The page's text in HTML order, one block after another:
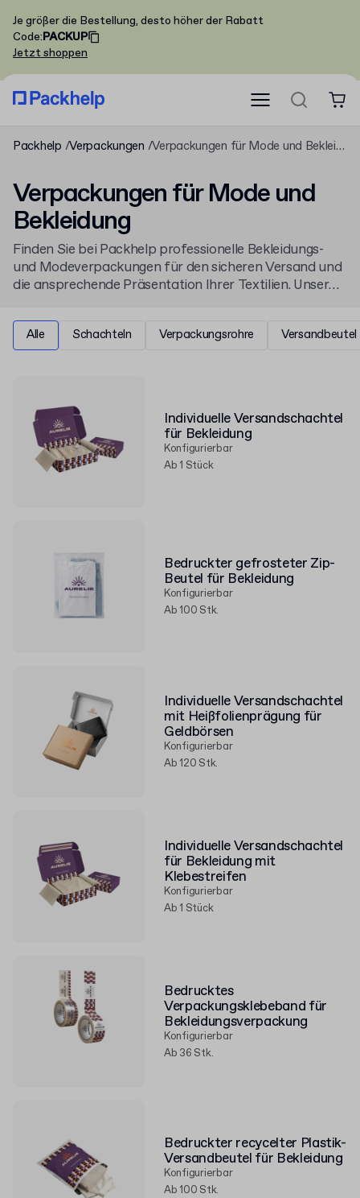
Je größer die Bestellung, desto höher der Rabatt
Code:PACKUP
Jetzt shoppen
Packhelp Verpackungen Verpackungen für Mode und Bekleidung
Verpackungen für Mode und
Bekleidung
Finden Sie bei Packhelp professionelle Bekleidungs-
und Modeverpackungen für den sicheren Versand und
die ansprechende Präsentation Ihrer Textilien. Unser
Kleidungsstück, von robusten Kartons bis hin zu
speziellenVerpackungen für T-Shirts.
Alle Schachteln Verpackungsrohre Versandbeutel
Individuelle Versandschachtel
für Bekleidung
Konfigurierbar
Ab 1 Stück
Bedruckter gefrosteter Zip-
Beutel für Bekleidung
Konfigurierbar
Ab 100 Stk.
Individuelle Versandschachtel
mit Heißfolienprägung für
Geldbörsen
Konfigurierbar
Ab 120 Stk.
Individuelle Versandschachtel
für Bekleidung mit
Klebestreifen
Konfigurierbar
Ab 1 Stück
Bedrucktes
Verpackungsklebeband für
Bekleidungsverpackung
Konfigurierbar
Ab 36 Stk.
Bedruckter recycelter Plastik-
Versandbeutel für Bekleidung
Konfigurierbar
Ab 100 Stk.